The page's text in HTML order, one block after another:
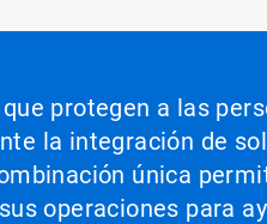
protegen a las
la integración de
única
operaciones para